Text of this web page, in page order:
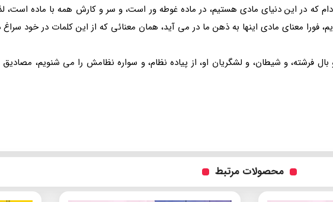
که در این دنیای مادی هستیم، در ماده غوطه ور است، و سر و کارش همه با ماده است،
فورا معنای مادی اینها به ذهن ما در می آید، همان معنائی که از این کلمات در خود سراغ
فرشته، و شیطان، و لشگریان او، از پیاده نظام، و سواره نظامش را می شنویم،
محصولات مرتبط